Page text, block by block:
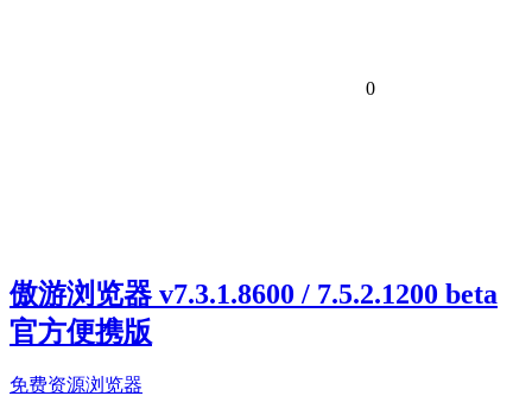
0
傲游浏览器 v7.3.1.8600 / 7.5.2.1200 beta
官方便携版
免费资源浏览器